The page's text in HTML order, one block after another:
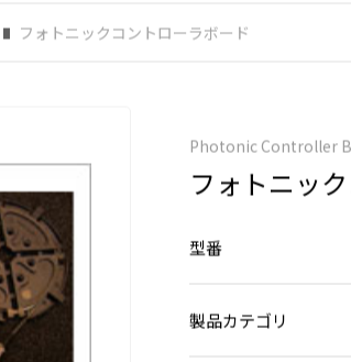
フォトニックコントローラボード
Photonic Controller
フォトニッ
型番
製品カテゴリ